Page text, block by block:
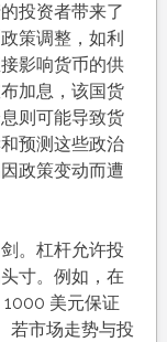
投资者带来了
策调整，如利
影响货币的供
加息，该国货
则可能导致货
预测这些政治
政策变动而遭
。杠杆允许投
寸。例如，在
美元保证
若市场走势与投